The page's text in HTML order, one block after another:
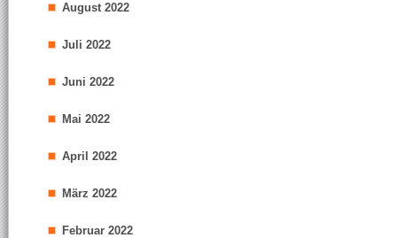
August 2022
Juli 2022
Juni 2022
Mai 2022
April 2022
März 2022
Februar 2022